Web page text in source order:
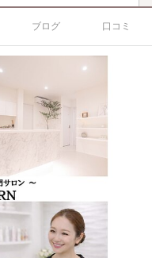
ブログ 口コミ